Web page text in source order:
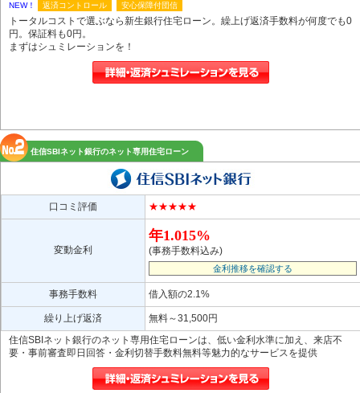
NEW！ 返済コントロール 安心保障付団信
トータルコストで選ぶなら新生銀行住宅ローン。繰上げ返済手数料が何度でも0
円。保証料も0円。
まずはシュミレーションを！
住信SBIネット銀行のネット専用住宅ローン
口コミ評価 ★★★★★
変動金利
年1.015%
(事務手数料込み)
金利推移を確認する
事務手数料 借入額の2.1%
繰り上げ返済
無料～31,500円
住信SBIネット銀行のネット専用住宅ローンは、低い金利水準に加え、来店不
要・事前審査即日回答・金利切替手数料無料等魅力的なサービスを提供